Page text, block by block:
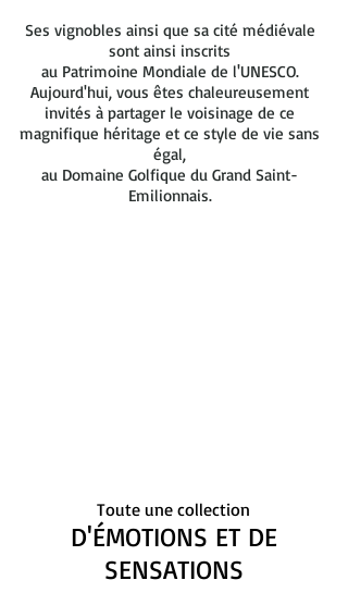
Ses vignobles ainsi que sa cité médiévale
sont ainsi inscrits
au Patrimoine Mondiale de l'UNESCO.
Aujourd'hui, vous êtes chaleureusement
invités à partager le voisinage de ce
magnifique héritage et ce style de vie sans
égal,
au Domaine Golfique du Grand Saint-
Emilionnais.
Toute une collection
D'ÉMOTIONS ET DE
SENSATIONS